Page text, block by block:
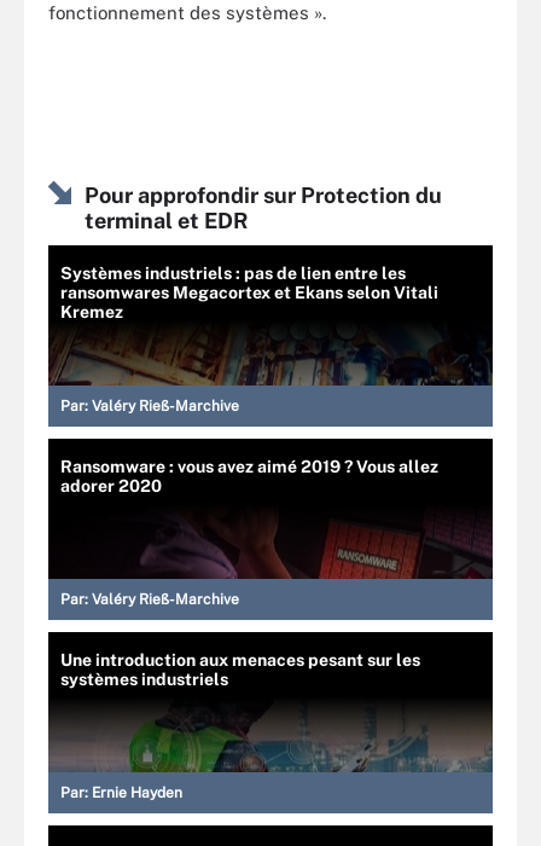
fonctionnement des systèmes ».
Pour approfondir sur Protection du
terminal et EDR
Systèmes industriels : pas de lien entre les
ransomwares Megacortex et Ekans selon Vitali
Kremez
Par: Valéry Rieß-Marchive
Ransomware : vous avez aimé 2019 ? Vous allez
adorer 2020
Par: Valéry Rieß-Marchive
Une introduction aux menaces pesant sur les
systèmes industriels
Par: Ernie Hayden